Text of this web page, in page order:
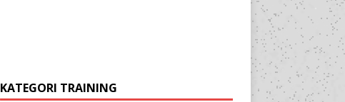
KATEGORI TRAINING